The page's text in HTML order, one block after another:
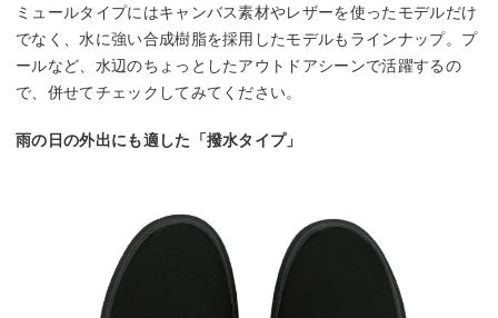
ミュールタイプにはキャンバス素材やレザーを使ったモデルだけ
でなく、水に強い合成樹脂を採用したモデルもラインナップ。プ
ールなど、水辺のちょっとしたアウトドアシーンで活躍するの
で、併せてチェックしてみてください。
雨の日の外出にも適した「撥水タイプ」